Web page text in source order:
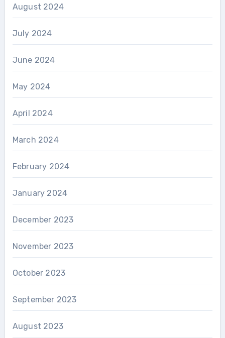
August 2024
July 2024
June 2024
May 2024
April 2024
March 2024
February 2024
January 2024
December 2023
November 2023
October 2023
September 2023
August 2023